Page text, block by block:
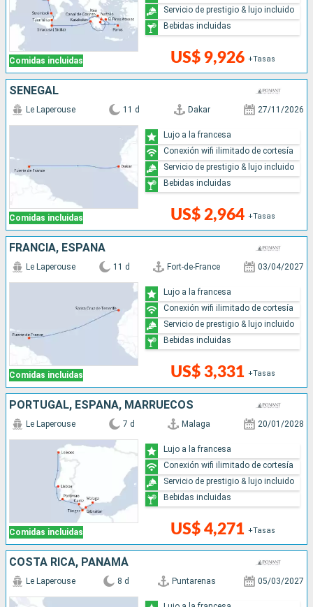
Comidas incluidas US$ 9,926 +Tasas
Servicio de prestigio & lujo incluido
Bebidas incluidas
SENEGAL
Comidas incluidas
Le Laperouse 11 d Dakar 27/11/2026
US$ 2,964 +Tasas
Lujo a la francesa
Conexión wifi ilimitado de cortesía
Servicio de prestigio & lujo incluido
Bebidas incluidas
FRANCIA, ESPAÑA
Comidas incluidas
Le Laperouse 11 d Fort-de-France 03/04/2027
US$ 3,331 +Tasas
Lujo a la francesa
Conexión wifi ilimitado de cortesía
Servicio de prestigio & lujo incluido
Bebidas incluidas
PORTUGAL, ESPAÑA, MARRUECOS
Comidas incluidas
Le Laperouse 7 d Malaga 20/01/2028
US$ 4,271 +Tasas
Lujo a la francesa
Conexión wifi ilimitado de cortesía
Servicio de prestigio & lujo incluido
Bebidas incluidas
COSTA RICA, PANAMÁ
Le Laperouse 8 d Puntarenas 05/03/2027